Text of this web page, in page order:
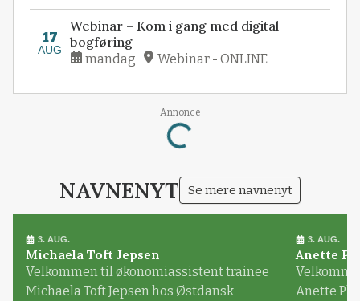
17
AUG
Webinar – Kom i gang med digital
bogføring
mandag Webinar - ONLINE
Annonce
Loading...
NAVNENYT Se mere navnenyt
3. AUG.
Michaela Toft Jepsen
Velkommen til økonomiassistent trainee
Michaela Toft Jepsen hos Østdansk
3. AUG.
Anette
Anette